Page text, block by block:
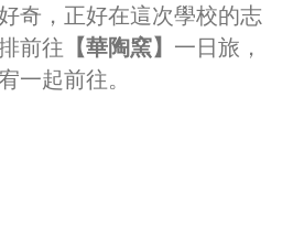
奇，正好在這次學校的志
前往 【華陶窯】 一日旅，
一起前往。